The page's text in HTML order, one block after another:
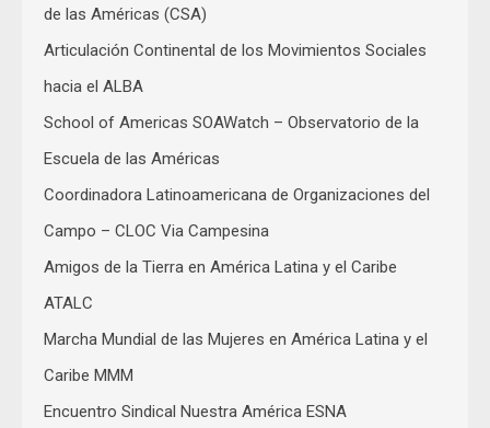
de las Américas (CSA)
Articulación Continental de los Movimientos Sociales
hacia el ALBA
School of Americas SOAWatch – Observatorio de la
Escuela de las Américas
Coordinadora Latinoamericana de Organizaciones del
Campo – CLOC Via Campesina
Amigos de la Tierra en América Latina y el Caribe
ATALC
Marcha Mundial de las Mujeres en América Latina y el
Caribe MMM
Encuentro Sindical Nuestra América ESNA